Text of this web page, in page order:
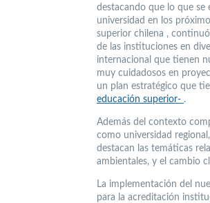
destacando que lo que se
universidad en los
superior chilena ,
de las instituciones en
internacional que tienen
muy cuidadosos en
un plan estratégico que
educación superior- .
Además del contexto
como universidad
destacan las temáticas
ambientales, y el cambio
La implementación del
para la acreditación